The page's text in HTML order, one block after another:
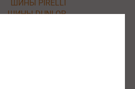
ШИНЫ PIRELLI
ШИНЫ DUNLOP